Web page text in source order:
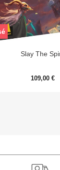
Aperçu
Slay The
109,00 €